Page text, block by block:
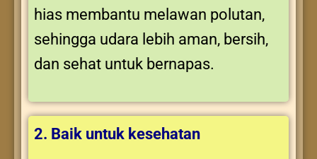
hias membantu melawan polutan,
sehingga udara lebih aman, bersih,
dan sehat untuk bernapas.
2. Baik untuk kesehatan